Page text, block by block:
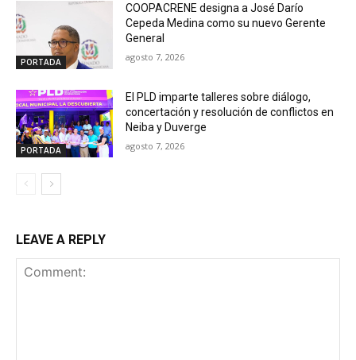
PORTADA
COOPACRENE designa a José Darío
Cepeda Medina como su nuevo Gerente
General
agosto 7, 2026
PORTADA
El PLD imparte talleres sobre diálogo,
concertación y resolución de conflictos en
Neiba y Duverge
agosto 7, 2026
LEAVE A REPLY